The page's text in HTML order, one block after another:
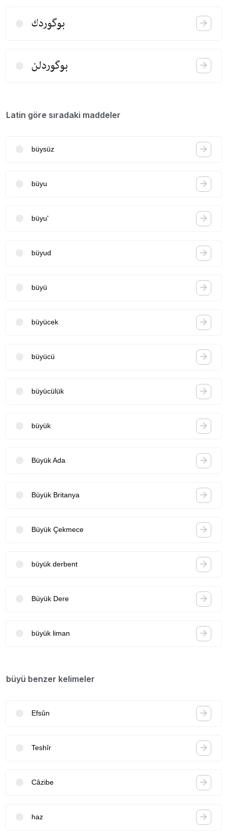
بوگوردك
بوگوردلن
Latin göre sıradaki maddeler
büysüz
büyu
büyu'
büyud
büyü
büyücek
büyücü
büyücülük
büyük
Büyük Ada
Büyük Britanya
Büyük Çekmece
büyük derbent
Büyük Dere
büyük liman
büyü benzer kelimeler
Efsûn
Teshîr
Câzibe
haz